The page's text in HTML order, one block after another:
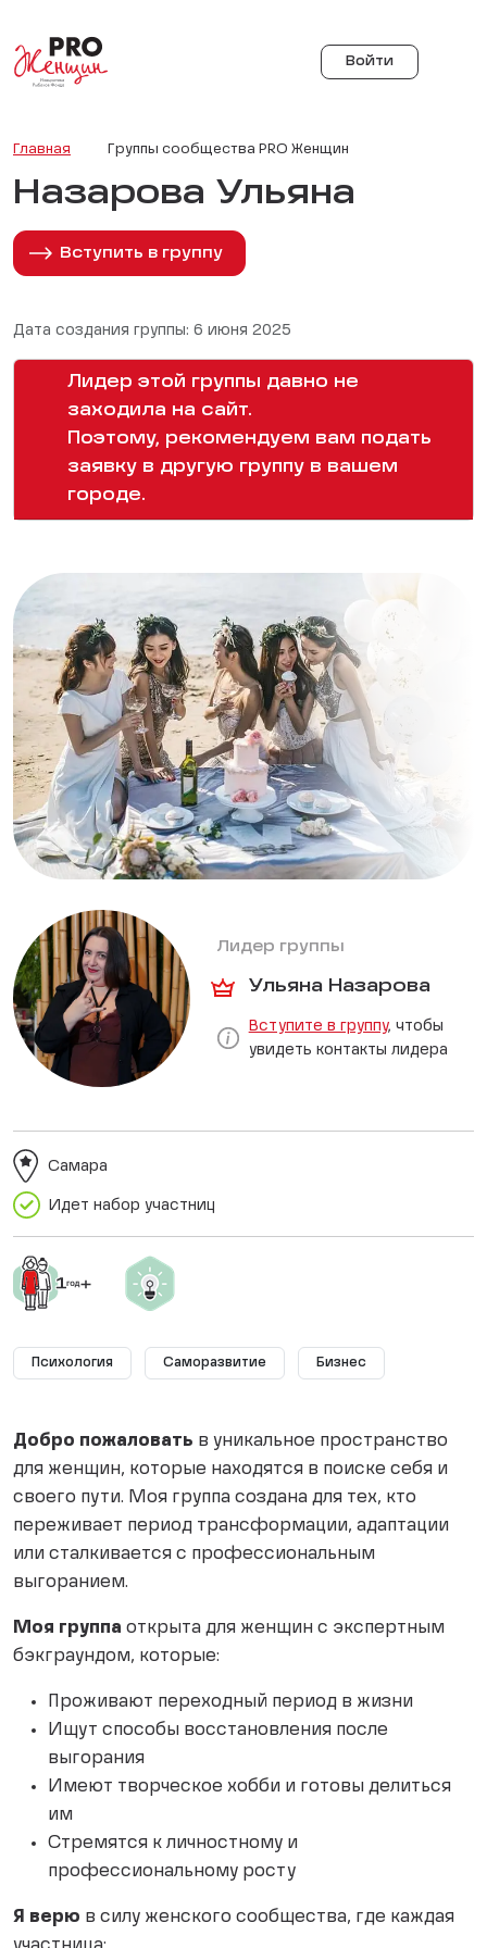
Войти
Главная Группы сообщества PRO Женщин
Назарова Ульяна
Вступить в группу
Дата создания группы: 6 июня 2025
Лидер этой группы давно не
заходила на сайт.
Поэтому, рекомендуем вам подать
заявку в другую группу в вашем
городе.
Лидер группы
Ульяна Назарова
Вступите в группу, чтобы
увидеть контакты лидера
Идет набор участниц
Самара
Психология Саморазвитие Бизнес
Добро пожаловать в уникальное пространство
для женщин, которые находятся в поиске себя и
своего пути. Моя группа создана для тех, кто
переживает период трансформации, адаптации
или сталкивается с профессиональным
выгоранием.
Моя группа открыта для женщин с экспертным
бэкграундом, которые:
Проживают переходный период в жизни
Ищут способы восстановления после
выгорания
Имеют творческое хобби и готовы делиться
им
Стремятся к личностному и
профессиональному росту
Я верю в силу женского сообщества, где каждая